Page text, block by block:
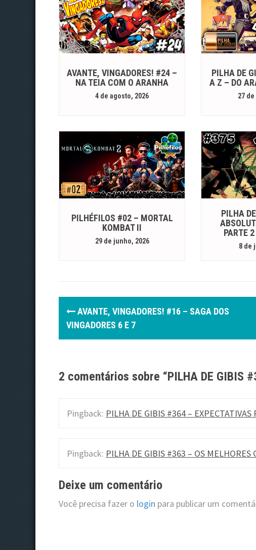
AVANTE, VINGADORES! #24 –
NA TEIA COM O ARANHA
4 de agosto, 2026
PILHA DE
A Z – DO
27
PILHÉFILOS #02 – MORTAL
KOMBAT II
29 de junho, 2026
PILHA
PARTE
8 de
P
o
s
n
a
t
AVANTE, VINGADORES! #16 – SAGA DOS
VINGADORES 6 E 7
2 comentários sobre “PILHA DE GIBIS
Pingback: PILHA DE GIBIS #364 –
Pingback: PILHA DE GIBIS #363 – OS
Deixe um comentário
Você precisa fazer o login para publicar um